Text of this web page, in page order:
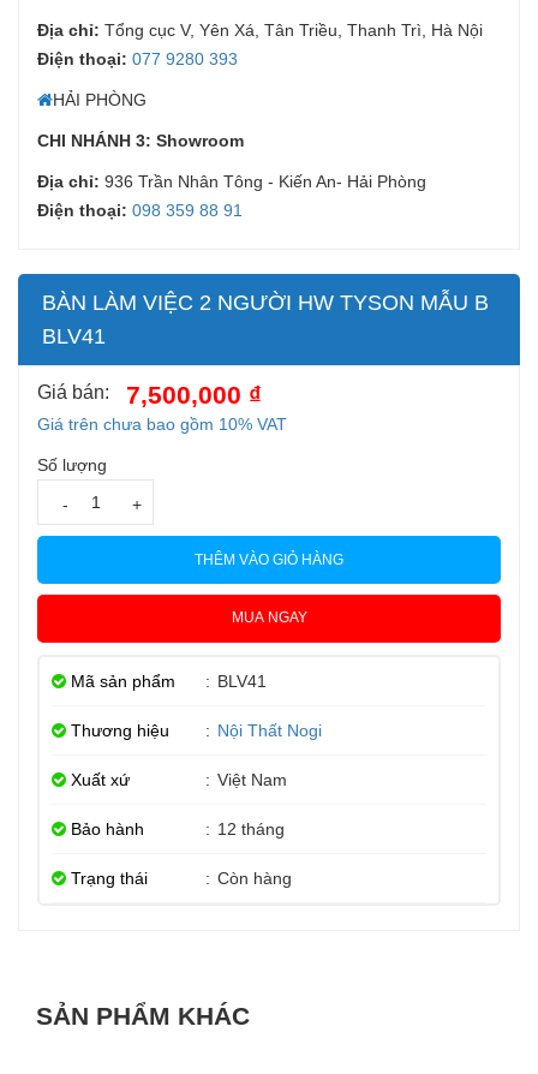
Địa chỉ: Tổng cục V, Yên Xá, Tân Triều, Thanh Trì, Hà Nội
Điện thoại: 077 9280 393
HẢI PHÒNG
CHI NHÁNH 3: Showroom
Địa chỉ: 936 Trần Nhân Tông - Kiến An- Hải Phòng
Điện thoại: 098 359 88 91
BÀN LÀM VIỆC 2 NGƯỜI HW TYSON MẪU B
BLV41
Giá bán: 7,500,000 ₫
Giá trên chưa bao gồm 10% VAT
Số lượng
- +
THÊM VÀO GIỎ HÀNG
MUA NGAY
Mã sản phẩm : BLV41
Thương hiệu : Nội Thất Nogi
Xuất xứ : Việt Nam
Bảo hành : 12 tháng
Trạng thái : Còn hàng
SẢN PHẨM KHÁC